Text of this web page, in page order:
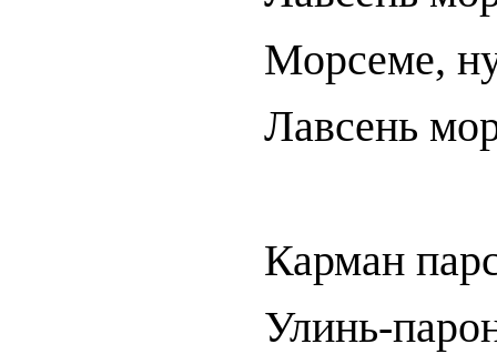
Морсеме,
Лавсень
Карман
Улинь-